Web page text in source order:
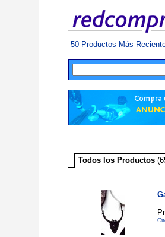
50 Productos Más
Todos los Productos